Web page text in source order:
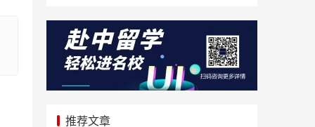
推荐文章